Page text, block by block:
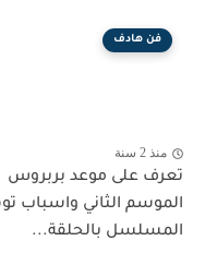
فن هادف
منذ 2 سنة
تعرف على موعد بربروس
الموسم الثاني واسباب
المسلسل بالحلقة...